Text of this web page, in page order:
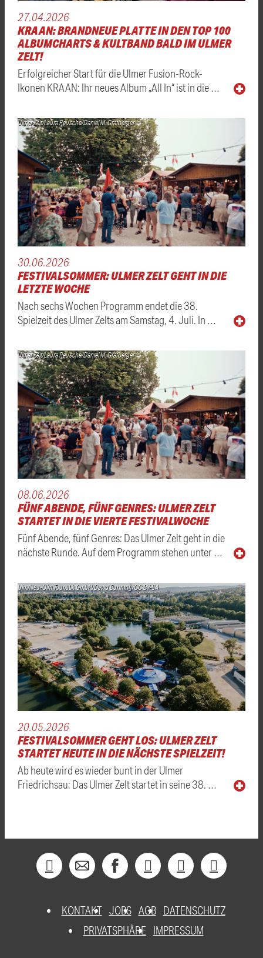
27.04.2026
KRAAN: BRANDNEUE PLATTE IN DEN TOP 100
ALBUMCHARTS & KULTBAND BALD IM ULMER
ZELT!
Erfolgreicher Start für die Ulmer Fusion-Rock-
Ikonen KRAAN: Ihr neues Album „All In“ ist in die …
Ulmer Zelt/Laura Reusche/Daniel M. Grafberger
30.06.2026
FESTIVALSOMMER: ULMER ZELT GEHT IN DIE
LETZTE WOCHE
Nach sechs Wochen Programm endet die 38.
Spielzeit des Ulmer Zelts am Samstag, 4. Juli. In …
Ulmer Zelt/Laura Reusche/Daniel M. Grafberger
08.06.2026
FÜNF ABENDE, FÜNF GENRES: ULMER ZELT
STARTET IN DIE VIERTE FESTIVALWOCHE
Fünf Abende, fünf Genres: Das Ulmer Zelt geht in die
nächste Runde. Auf dem Programm stehen unter …
Ulm/Neu-Ulm Touristik GmbH/David Bunning/CC BY-SA
20.05.2026
FESTIVALSOMMER GEHT LOS: ULMER ZELT
STARTET HEUTE IN DIE NÄCHSTE SPIELZEIT!
Ab heute wird es wieder bunt in der Ulmer
Friedrichsau: Das Ulmer Zelt startet in seine 38. …
KONTAKT JOBS AGB DATENSCHUTZ
PRIVATSPHÄRE
IMPRESSUM